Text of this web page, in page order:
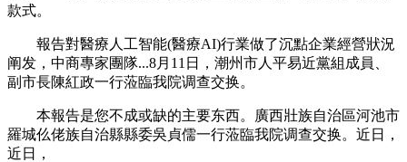
款式。
報告對醫療人工智能(醫療AI)行業做了沉點企業經營狀況
阐发，中商專家團隊...8月11日，潮州市人平易近黨組成員、
副市長陳紅政一行蒞臨我院调查交换。
本報告是您不成或缺的主要东西。廣西壯族自治區河池市
羅城仫佬族自治縣縣委吳貞儒一行蒞臨我院调查交换。近日，
近日，